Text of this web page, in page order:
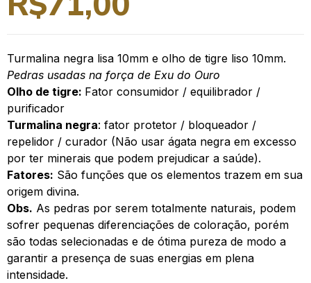
Turmalina negra lisa 10mm e olho de tigre liso 10mm.
Pedras usadas na força de Exu do Ouro
Olho de tigre: Fator consumidor / equilibrador /
purificador
Turmalina negra: fator protetor / bloqueador /
repelidor / curador (Não usar ágata negra em excesso
por ter minerais que podem prejudicar a saúde).
Fatores: São funções que os elementos trazem em sua
origem divina.
Obs. As pedras por serem totalmente naturais, podem
sofrer pequenas diferenciações de coloração, porém
são todas selecionadas e de ótima pureza de modo a
garantir a presença de suas energias em plena
intensidade.